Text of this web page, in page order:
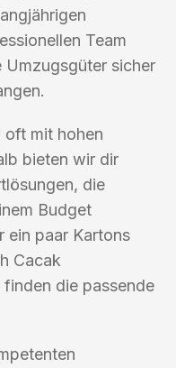
Team
Umzugsgüter sicher
oft mit hohen
bieten wir dir
die
Budget
ein paar Kartons
Cacak
die passende